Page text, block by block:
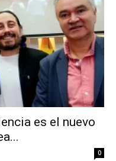
es el nuevo
0